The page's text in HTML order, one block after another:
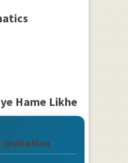
Hame Likhe
Invitation